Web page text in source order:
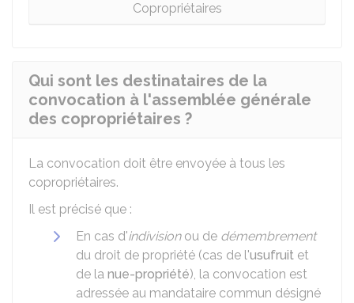
Copropriétaires
Qui sont les destinataires de la
convocation à l'assemblée générale
des copropriétaires ?
La convocation doit être envoyée à tous les
copropriétaires.
Il est précisé que :
En cas d'indivisionou de démembrement
du droit de propriété (cas de l'usufruit et
de la nue-propriété), la convocation est
adressée au mandataire commun désigné